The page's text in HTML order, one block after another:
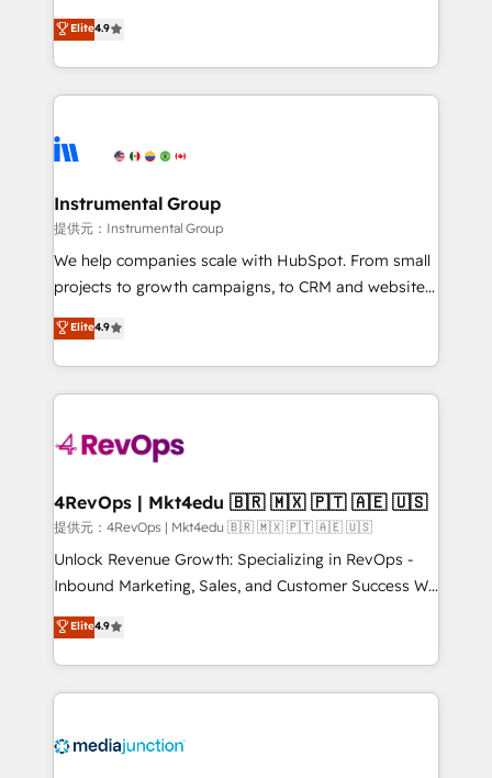
HubSpot Partner 🪴 - Sales Hub: More
implementations than any other Partner 💻 -
agency for an Ops problem. Don't hire a technical
agency for a growth problem. Hire a partner built to
operational efficiency of HubSpot. The fastest-
growing tech-enabler & facilitator, MakeWebBetter,
hands you the blend of HubSpot expertise &
eminent solutions & integrations. Trust us to
Elite Partners with 10+ years of HubSpot experience
Premier Partner 2023 🌟5 HubSpot Accreditations 🌟
Won HubSpot Theme Challenge 2021 🌟INBOUND’19
HubSpot Rising Star Why us? Harnessing the full
potential of the powerful HubSpot CRM. ✔️A team of
HubSpot experience ✔️Flexible pricing models —
Hourly-fee (assigned one Dedicated HubSpot
requirement). ✔️Helped over 25,000+ customers so
far with our HubSpot solutions. ✔️Bespoke apps &
on-demand bundle services. Connect with us today!
Elite4.9
Instrumental Group
提供元：Instrumental Group
We help companies scale with HubSpot. From small
projects to growth campaigns, to CRM and websites.
Hire an agency that's experienced in every inch of
HubSpot and willing to work hand-in-hand with your
team to simplify the complex and build a better
experience for your team and customers.
Elite4.9
4RevOps | Mkt4edu 🇧🇷 🇲🇽 🇵🇹 🇦🇪 🇺🇸
提供元：4RevOps | Mkt4edu 🇧🇷 🇲🇽 🇵🇹 🇦🇪 🇺🇸
Unlock Revenue Growth: Specializing in RevOps -
Inbound Marketing, Sales, and Customer Success We
specialize in driving revenue growth for companies
across industries through tailored marketing, sales,
and customer success strategies, utilizing RevOps
methodologies. As Latin America's largest HubSpot
offer unparalleled insights. Operating in five
Elite4.9